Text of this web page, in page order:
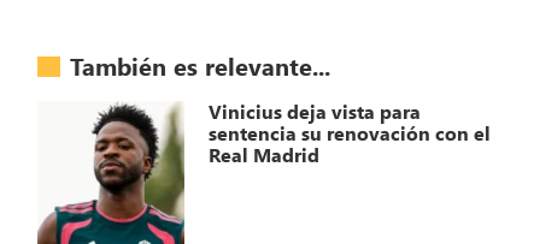
También es relevante...
Vinicius deja vista para
sentencia su renovación con el
Real Madrid